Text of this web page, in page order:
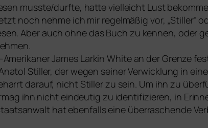
musste/durfte, hat­te viel­leicht Lust
noch neh­me ich mir regel­mä­ßig vor, „Stiller“
Aber auch ohne das Buch zu ken­nen, oder
James Larkin White an der Grenze
Stiller, der wegen sei­ner Verwicklung in
dar­auf, nicht Stiller zu sein. Um ihn zu
ihn nicht ein­deu­tig zu iden­ti­fi­zie­ren, in
hat eben­falls eine über­ra­schen­de